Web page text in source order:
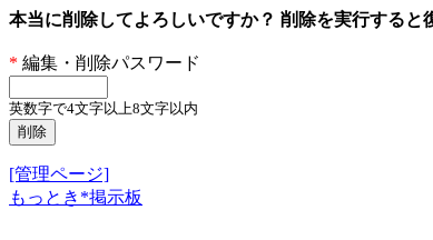
本当に削除してよろしいですか？ 削除を実行すると
* 編集・削除パスワード
英数字で4文字以上8文字以内
[管理ページ]
もっとき*掲示板